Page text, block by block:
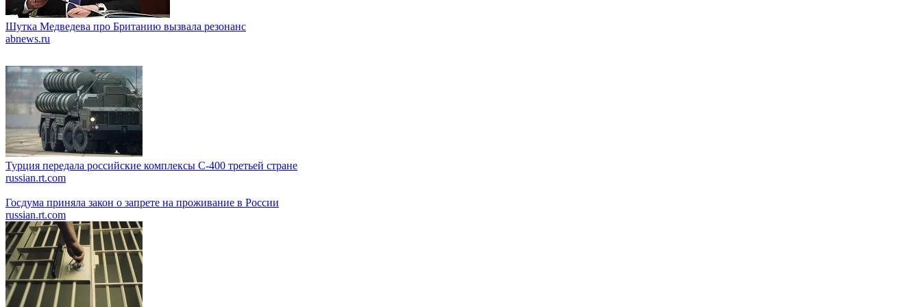
Шутка Медведева про Британию вызвала резонанс
abnews.ru
Турция передала российские комплексы С-400 третьей стране
russian.rt.com
Госдума приняла закон о запрете на проживание в России
russian.rt.com